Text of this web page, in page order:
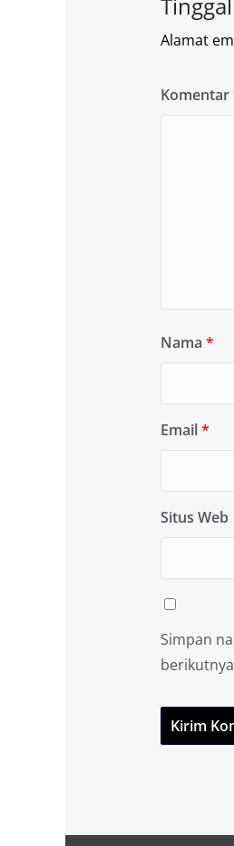
Alamat
Komentar
Nama *
Email*
Situs Web
Simpan